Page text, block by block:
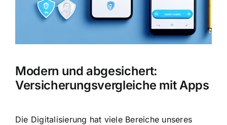
Hausratversicherung
Weitere Tarifvergleiche
Modern und abgesichert:
Versicherungsvergleiche mit Apps
Die Digitalisierung hat viele Bereiche unseres